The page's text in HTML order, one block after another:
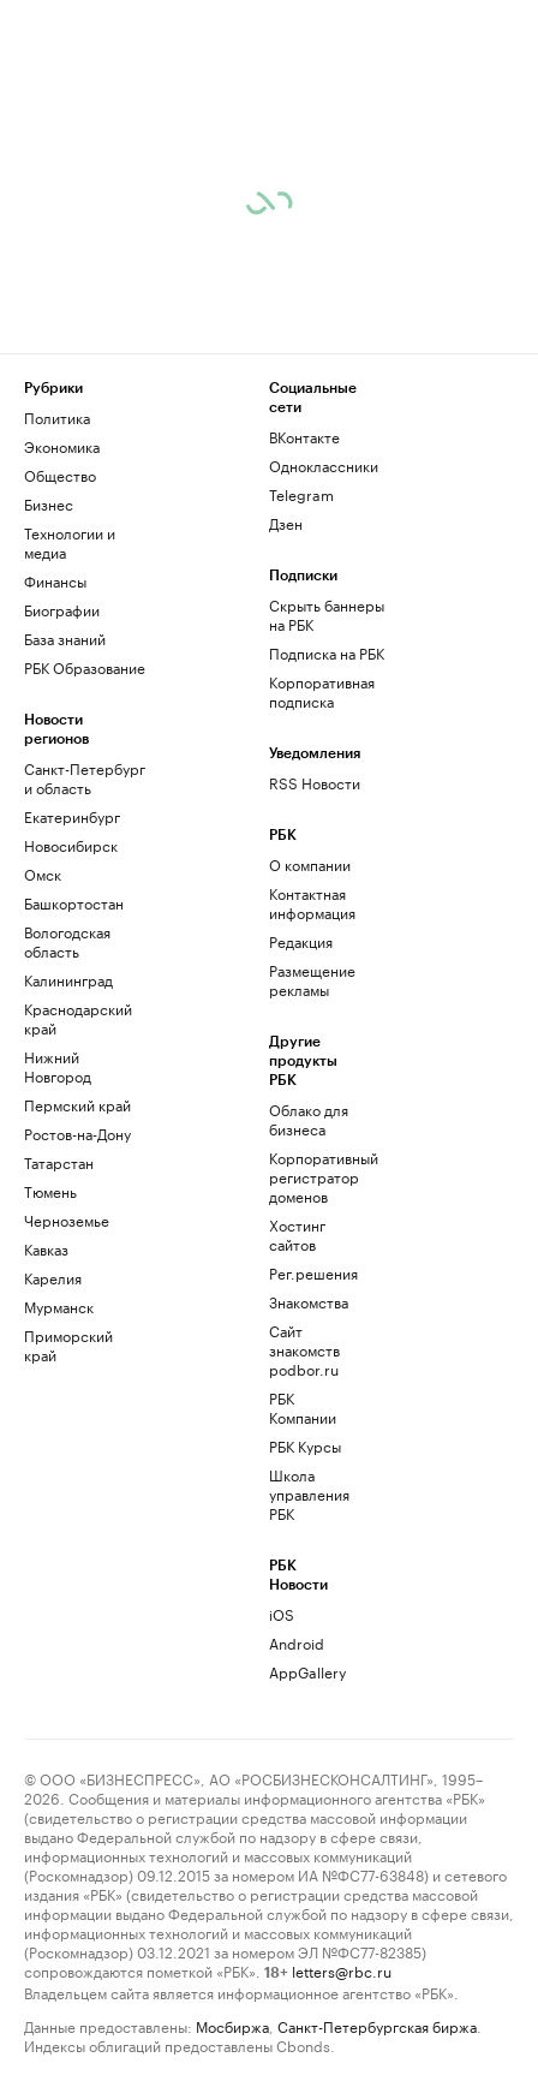
Рубрики
Политика
Экономика
Общество
Бизнес
Технологии и
медиа
Финансы
Биографии
База знаний
РБК Образование
Новости
регионов
Санкт-Петербург
и область
Екатеринбург
Новосибирск
Омск
Башкортостан
Вологодская
область
Калининград
Краснодарский
край
Нижний
Новгород
Пермский край
Ростов-на-Дону
Татарстан
Тюмень
Черноземье
Кавказ
Карелия
Мурманск
Приморский
край
Социальные
сети
ВКонтакте
Одноклассники
Telegram
Дзен
Подписки
Скрыть баннеры
на РБК
Подписка на РБК
Корпоративная
подписка
Уведомления
RSS Новости
РБК
О компании
Контактная
информация
Редакция
Размещение
рекламы
Другие
продукты
РБК
Облако для
бизнеса
Корпоративный
регистратор
доменов
Хостинг
сайтов
Рег.решения
Знакомства
Сайт
знакомств
podbor.ru
РБК
Компании
РБК Курсы
Школа
управления
РБК
РБК
Новости
iOS
Android
AppGallery
© ООО «БИЗНЕСПРЕСС», АО «РОСБИЗНЕСКОНСАЛТИНГ», 1995–
2026. Сообщения и материалы информационного агентства «РБК»
(свидетельство о регистрации средства массовой информации
выдано Федеральной службой по надзору в сфере связи,
информационных технологий и массовых коммуникаций
(Роскомнадзор) 09.12.2015 за номером ИА №ФС77-63848) и сетевого
издания «РБК» (свидетельство о регистрации средства массовой
информации выдано Федеральной службой по надзору в сфере связи,
информационных технологий и массовых коммуникаций
(Роскомнадзор) 03.12.2021 за номером ЭЛ №ФС77-82385)
сопровождаются пометкой «РБК».
18+ letters@rbc.ru
Владельцем сайта является информационное агентство «РБК».
Данные предоставлены: Мосбиржа Санкт-Петербургская биржа
Индексы облигаций предоставлены Cbonds.